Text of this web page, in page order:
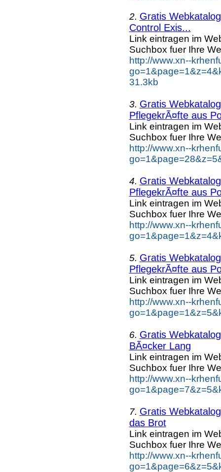
2. Gratis
Control Exis...
Link eintragen im
Suchbox fuer Ihre
http://www.xn--
31.3kb
3. Gratis
PflegekrÃ¤fte aus
Link eintragen im
Suchbox fuer Ihre
http://www.xn--
4. Gratis
PflegekrÃ¤fte aus
Link eintragen im
Suchbox fuer Ihre
http://www.xn--
5. Gratis
PflegekrÃ¤fte aus
Link eintragen im
Suchbox fuer Ihre
http://www.xn--
6. Gratis
BÃ¤cker Lang
Link eintragen im
Suchbox fuer Ihre
http://www.xn--
7. Gratis
das Brot
Link eintragen im
Suchbox fuer Ihre
http://www.xn--